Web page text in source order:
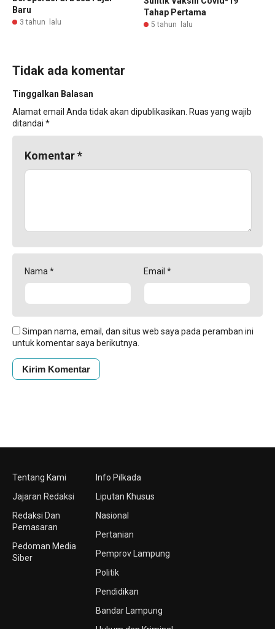
Baru
3 tahun lalu
Tahap Pertama
5 tahun lalu
Tidak ada komentar
Tinggalkan Balasan
Alamat email Anda tidak akan dipublikasikan. Ruas yang wajib
ditandai *
Komentar*
Nama * Email *
Simpan nama, email, dan situs web saya pada peramban ini
untuk komentar saya berikutnya.
Tentang Kami
Jajaran Redaksi
Redaksi Dan
Pemasaran
Pedoman Media
Siber
Info Pilkada
Liputan Khusus
Nasional
Pertanian
Pemprov Lampung
Politik
Pendidikan
Bandar Lampung